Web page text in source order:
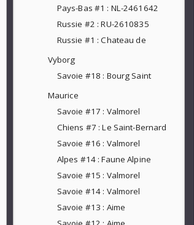
Pays-Bas #1 : NL-2461642
Russie #2 : RU-2610835
Russie #1 : Chateau de
Vyborg
Savoie #18 : Bourg Saint
Maurice
Savoie #17 : Valmorel
Chiens #7 : Le Saint-Bernard
Savoie #16 : Valmorel
Alpes #14 : Faune Alpine
Savoie #15 : Valmorel
Savoie #14 : Valmorel
Savoie #13 : Aime